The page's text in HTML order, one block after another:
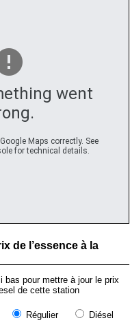
went
Maps correctly. See
for technical details.
de l’essence à la
bas pour mettre à jour le prix
de cette station
Régulier
Diésel